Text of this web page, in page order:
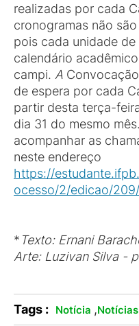
realizadas por cada
cronogramas não
pois cada unidade
calendário
campi. A
de espera por cada
partir desta terça-
dia 31 do mesmo
acompanhar as
neste endereço
https://
ocesso/2/edicao/209/
* Texto: Ernani
Arte: Luzivan Silva -
Tags : Notícia ,